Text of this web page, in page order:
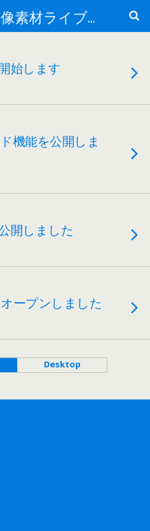
あおもり映像素材ライブラリー
始します
機能を公開しま
開しました
ープンしました
Desktop